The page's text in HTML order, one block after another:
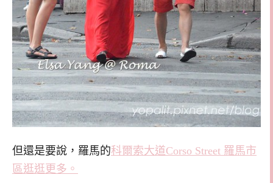
但還是要說，羅馬的科爾索大道Corso Street 羅馬市
區逛逛更多。